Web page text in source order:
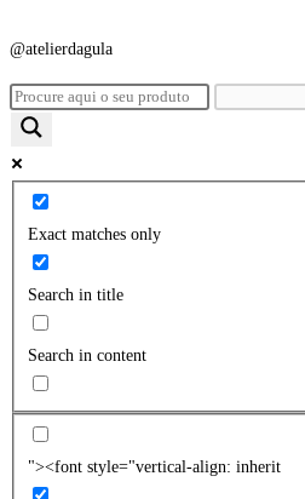
@atelierdagula
Exact matches only
Search in title
Search in content
"><font style="vertical-align: inherit